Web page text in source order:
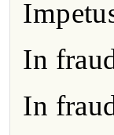
In
In